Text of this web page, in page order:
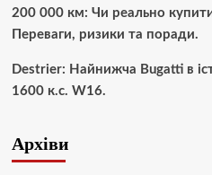
200 000 км: Чи реально
Переваги, ризики та поради.
Destrier: Найнижча Bugatti в
1600 к.с. W16.
Архіви